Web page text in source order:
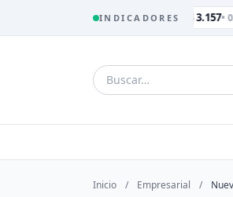
INDICADORES
TRM $ 3.157•
Inicio / Empresarial /